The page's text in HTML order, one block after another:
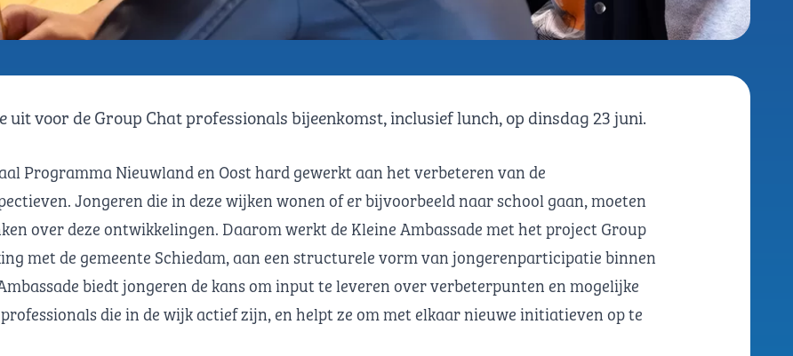
uit voor de Group Chat professionals bijeenkomst, inclusief lunch, op dinsdag 23 juni.
Programma Nieuwland en Oost hard gewerkt aan het verbeteren van de
Jongeren die in deze wijken wonen of er bijvoorbeeld naar school gaan, moeten
over deze ontwikkelingen. Daarom werkt de Kleine Ambassade met het project Group
met de gemeente Schiedam, aan een structurele vorm van jongerenparticipatie binnen
biedt jongeren de kans om input te leveren over verbeterpunten en mogelijke
die in de wijk actief zijn, en helpt ze om met elkaar nieuwe initiatieven op te